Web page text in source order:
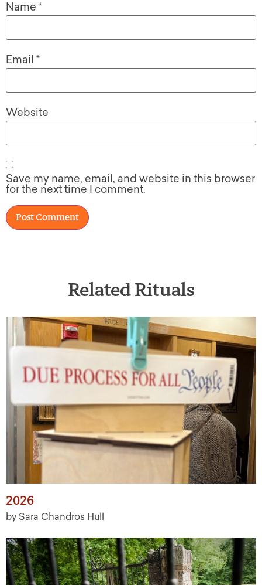
Name *
Email *
Website
Save my name, email, and website in this browser
for the next time I comment.
Related Rituals
2026
by Sara Chandros Hull